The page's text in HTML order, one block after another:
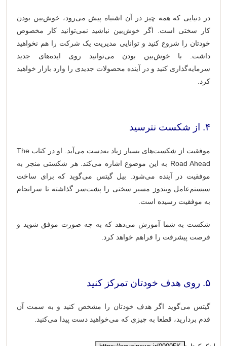
در دنیایی که همه چیز در آن اشتباه پیش می‌رود، خوش‌بین بودن
کار سختی است. اگر خوش‌بین نباشید نمی‌توانید کار مخصوص
خودتان را شروع کنید و توانایی مدیریت یک شرکت را هم نخواهید
داشت. با خوش‌بین بودن می‌توانید روی ایده‌های جدید
سرمایه‌گذاری کنید و در آینده محصولات جدیدی را وارد بازار خواهید
کرد.
۴. از شکست نترسید
موفقیت از شکست‌های بسیار زیاد به‌دست می‌آید. او در کتاب The
Road Ahead به این موضوع اشاره می‌کند. هر شکستی منجر به
موفقیت در آینده می‌شود. بیل گیتس می‌گوید که برای ساخت
سیستم‌عامل ویندوز مسیر سختی را پشت‌سر گذاشته تا سرانجام
به موفقیت رسیده است.
شکست به شما آموزش می‌دهد که به چه صورت موفق شوید و
فرصت پیشرفت را فراهم خواهد کرد.
۵. روی هدف خودتان تمرکز کنید
گیتس می‌گوید اگر هدف خودتان را مشخص کنید و به سمت آن
قدم بردارید، قطعا به چیزی که می‌خواهید دست پیدا می‌کنید.